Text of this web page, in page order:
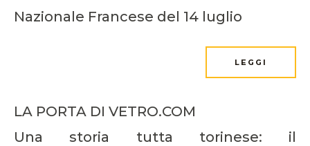
Nazionale Francese del 14 luglio
LEGGI
LA PORTA DI VETRO.COM
Una storia tutta torinese: il